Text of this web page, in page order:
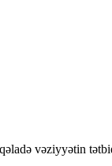
vəziyyətin